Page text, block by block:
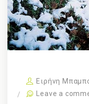
Ειρήνη
Leave a